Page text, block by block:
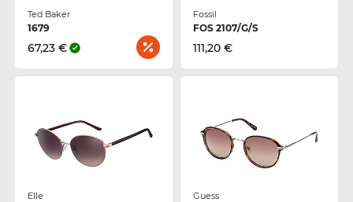
Ted Baker
1679
67,23 €
Fossil
FOS 2107/G/S
111,20 €
Elle Guess